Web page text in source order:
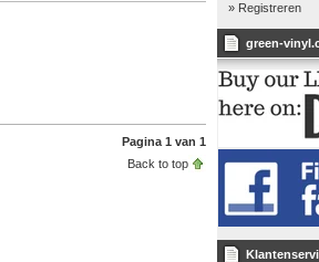
Pagina 1 van 1
Back to top
» Registreren
green-